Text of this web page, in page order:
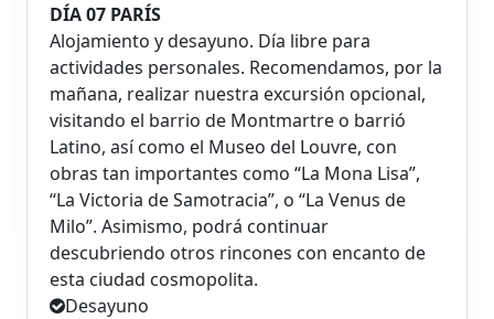
DÍA 07 PARÍS
Alojamiento y desayuno. Día libre para
actividades personales. Recomendamos, por la
mañana, realizar nuestra excursión opcional,
visitando el barrio de Montmartre o barrió
Latino, así como el Museo del Louvre, con
obras tan importantes como “La Mona Lisa”,
“La Victoria de Samotracia”, o “La Venus de
Milo”. Asimismo, podrá continuar
descubriendo otros rincones con encanto de
esta ciudad cosmopolita.
Desayuno